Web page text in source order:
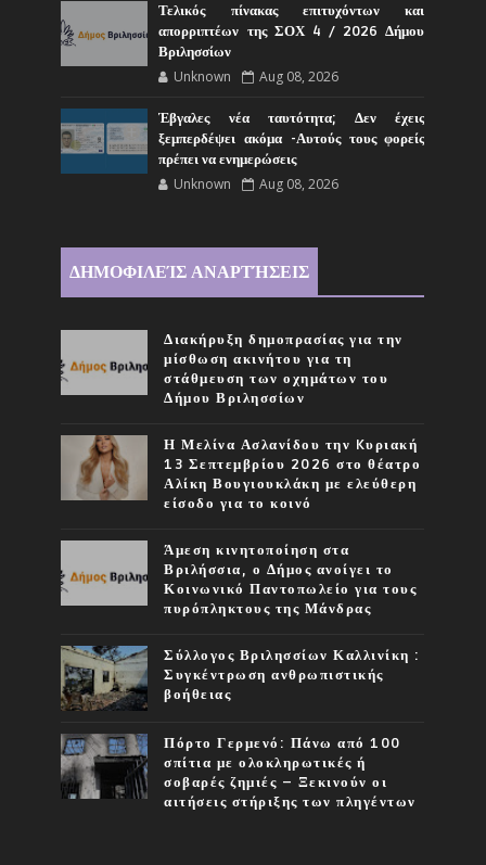
Τελικός πίνακας επιτυχόντων και
απορριπτέων της ΣΟΧ 4 / 2026 Δήμου
Βριλησσίων
Unknown Aug 08, 2026
Έβγαλες νέα ταυτότητα; Δεν έχεις
ξεμπερδέψει ακόμα -Αυτούς τους φορείς
πρέπει να ενημερώσεις
Unknown Aug 08, 2026
ΔΗΜΟΦΙΛΕΊΣ ΑΝΑΡΤΉΣΕΙΣ
Διακήρυξη δημοπρασίας για την
μίσθωση ακινήτου για τη
στάθμευση των οχημάτων του
Δήμου Βριλησσίων
Η Μελίνα Ασλανίδου την Kυριακή
13 Σεπτεμβρίου 2026 στο θέατρο
Αλίκη Βουγιουκλάκη με ελεύθερη
είσοδο για το κοινό
Άμεση κινητοποίηση στα
Βριλήσσια, ο Δήμος ανοίγει το
Κοινωνικό Παντοπωλείο για τους
πυρόπληκτους της Μάνδρας
Σύλλογος Βριλησσίων Καλλινίκη :
Συγκέντρωση ανθρωπιστικής
βοήθειας
Πόρτο Γερμενό: Πάνω από 100
σπίτια με ολοκληρωτικές ή
σοβαρές ζημιές – Ξεκινούν οι
αιτήσεις στήριξης των πληγέντων